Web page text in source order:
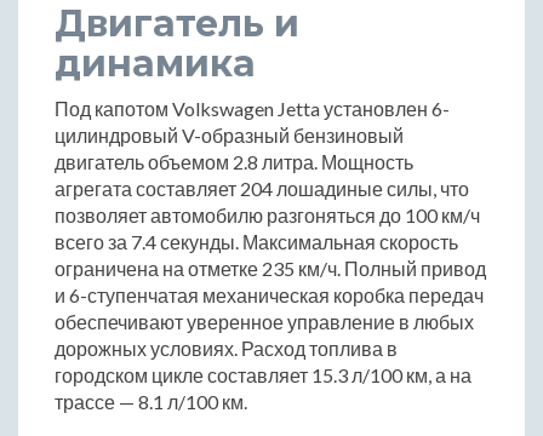
Двигатель и
динамика
Под капотом Volkswagen Jetta установлен 6-
цилиндровый V-образный бензиновый
двигатель объемом 2.8 литра. Мощность
агрегата составляет 204 лошадиные силы, что
позволяет автомобилю разгоняться до 100 км/ч
всего за 7.4 секунды. Максимальная скорость
ограничена на отметке 235 км/ч. Полный привод
и 6-ступенчатая механическая коробка передач
обеспечивают уверенное управление в любых
дорожных условиях. Расход топлива в
городском цикле составляет 15.3 л/100 км, а на
трассе — 8.1 л/100 км.